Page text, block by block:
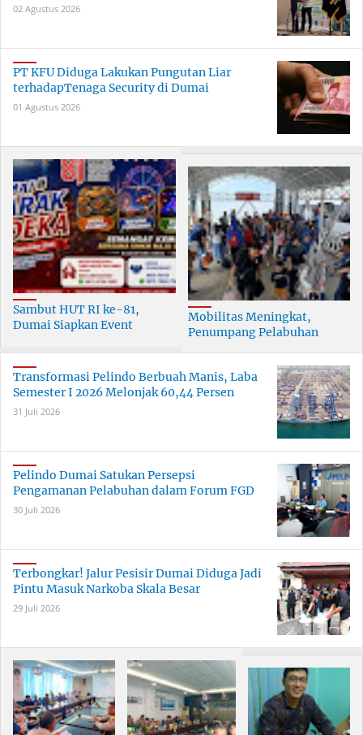
02 Agustus 2026
PT KFU Diduga Lakukan Pungutan Liar
terhadapTenaga Security di Dumai
01 Agustus 2026
Sambut HUT RI ke-81,
Dumai Siapkan Event
Mobilitas Meningkat,
Penumpang Pelabuhan
Transformasi Pelindo Berbuah Manis, Laba
Semester I 2026 Melonjak 60,44 Persen
31 Juli 2026
Pelindo Dumai Satukan Persepsi
Pengamanan Pelabuhan dalam Forum FGD
30 Juli 2026
Terbongkar! Jalur Pesisir Dumai Diduga Jadi
Pintu Masuk Narkoba Skala Besar
29 Juli 2026